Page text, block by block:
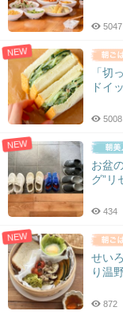
5047
NEW
「切
ドイ
5008
NEW
お盆
グ”リ
434
NEW
せい
り温
872